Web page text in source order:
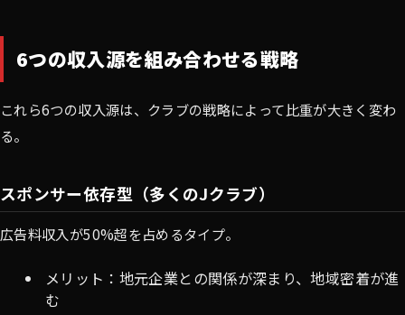
6つの収入源を組み合わせる戦略
これら6つの収入源は、クラブの戦略によって比重が大きく変わ
る。
スポンサー依存型（多くのJクラブ）
広告料収入が50%超を占めるタイプ。
メリット：地元企業との関係が深まり、地域密着が進
む